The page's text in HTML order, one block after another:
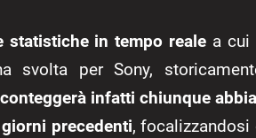
statistiche in tempo reale a cui
svolta per Sony,
infatti chiunque
precedenti,